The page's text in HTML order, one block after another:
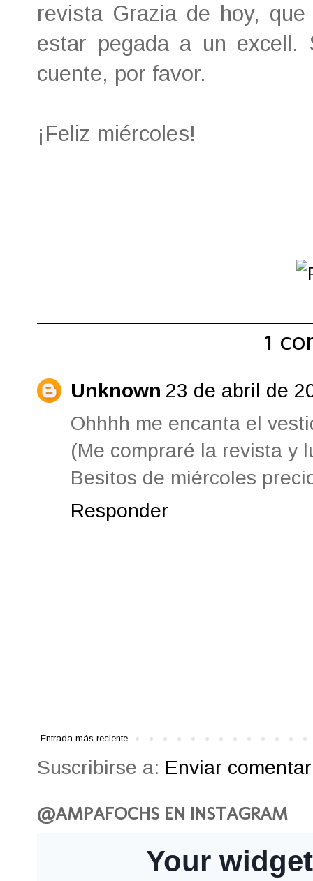
revista Grazia de hoy,
estar pegada a un
cuente, por favor.
¡Feliz miércoles!
1
Unknown 23 de abril de
Ohhhh me encanta el
(Me compraré la revista y
Besitos de miércoles
Responder
Entrada más reciente
Suscribirse a: Enviar
@AMPAFOCHS EN INSTAGRAM